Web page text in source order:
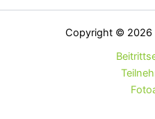
Copyright © 2026